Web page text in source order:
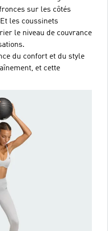
sur les côtés
les coussinets
le niveau de couvrance
du confort et du style
et cette